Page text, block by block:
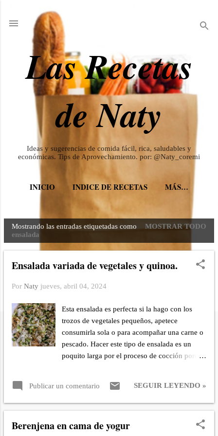
Las Recetas
de Naty
Ideas y sugerencias de comida fácil, rica, saludables y
económicas. Tips de Aprovechamiento. por: @Naty_coremi
INICIO INDICE DE RECETAS
MÁS…
REDES SOCIALES
n
Mostrando las entradas etiquetadas como
ensalada
MOSTRAR TODO
Ensalada variada de vegetales y quinoa.
Por Naty jueves, abril 04, 2024
Esta ensalada es perfecta si la hago con los
trozos de vegetales pequeños, apetece
consumirla sola o para acompañar una carne o
pescado. Hacer este tipo de ensalada es un
poquito larga por el proceso de cocción porque
del resultado. INGREDIENTES: Una taza de
brócoli Una taza de repollo. Una taza de
agua. 1/2 cebolla. Sal. Zumo de limón. Aceite
Publicar un comentario SEGUIR LEYENDO »
Berenjena en cama de yogur